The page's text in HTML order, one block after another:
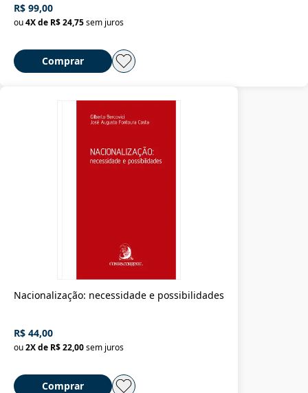
R$ 99,00
ou4X de R$ 24,75sem juros
Comprar
Nacionalização: necessidade e possibilidades
R$ 44,00
ou2X de R$ 22,00sem juros
Comprar